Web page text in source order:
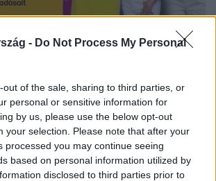
- Do Not Process My Personal
out of the sale, sharing to third parties, or
personal or sensitive information for
by us, please use the below opt-out
your selection. Please note that after your
processed you may continue seeing
based on personal information utilized by
disclosed to third parties prior to
adásait az RTL+-on!
hogy az RTL.hu az elsők között
találatokban!